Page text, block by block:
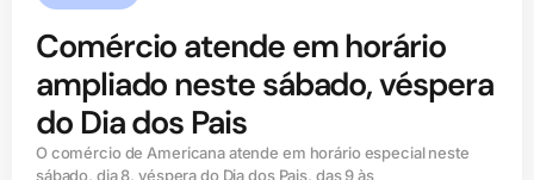
Comércio atende em horário
ampliado neste sábado, véspera
do Dia dos Pais
O comércio de Americana atende em horário especial neste
sábado, dia 8, véspera do Dia dos Pais, das 9 às